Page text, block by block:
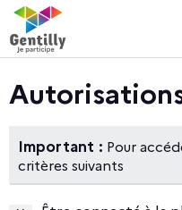
Important : Pour
critères suivants